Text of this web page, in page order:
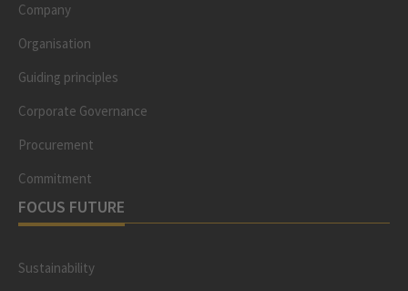
Company
Organisation
Guiding principles
Corporate Governance
Procurement
Commitment
FOCUS FUTURE
Sustainability